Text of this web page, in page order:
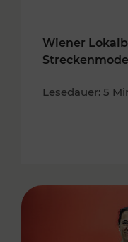
Wiener
Lesedauer: 5